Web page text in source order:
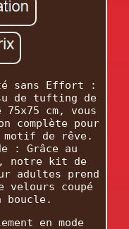
sans Effort :
de tufting de
cm, vous
complète pour
de rêve.
: Grâce au
notre kit de
adultes prend
velours coupé
boucle.
en mode